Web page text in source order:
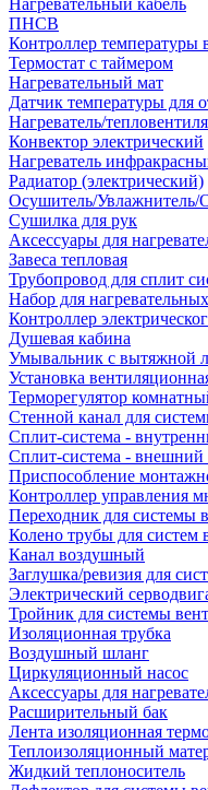
Нагревательный кабель
ПНСВ
Контроллер температуры
Термостат с таймером
Нагревательный мат
Датчик температуры для
Нагреватель/
Конвектор электрический
Нагреватель
Радиатор (электрический)
Осушитель/Увлажнитель/
Сушилка для рук
Аксессуары для
Завеса тепловая
Трубопровод для сплит
Набор для
Контроллер
Душевая кабина
Умывальник с вытяжной
Установка
Терморегулятор
Стенной канал для
Сплит-система -
Сплит-система - внешний
Приспособление
Контроллер управления
Переходник для системы
Колено трубы для систем
Канал воздушный
Заглушка/ревизия для
Электрический
Тройник для системы
Изоляционная трубка
Воздушный шланг
Циркуляционный насос
Аксессуары для
Расширительный бак
Лента изоляционная
Теплоизоляционный
Жидкий теплоноситель